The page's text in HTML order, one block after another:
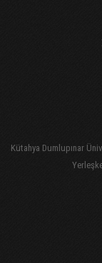
Kütahya Dumlupınar